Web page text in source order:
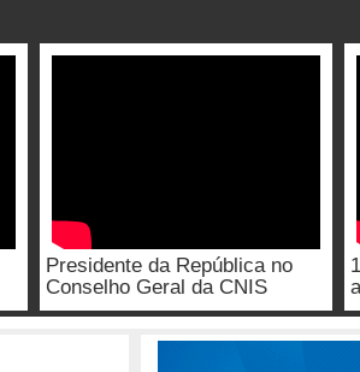
Presidente da República no
Conselho Geral da CNIS